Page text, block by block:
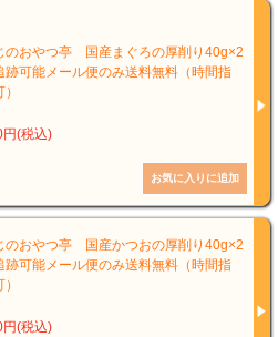
のおやつ亭 国産まぐろの厚削り40g×2
可能メール便のみ送料無料（時間指
(税込)
のおやつ亭 国産かつおの厚削り40g×2
可能メール便のみ送料無料（時間指
(税込)